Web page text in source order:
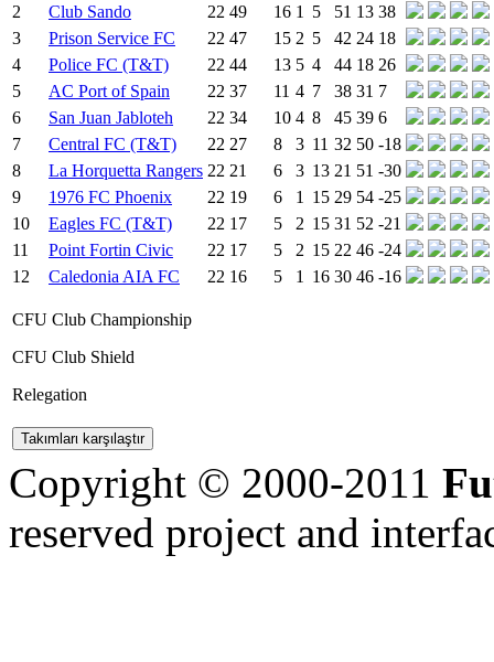
2
Club Sando 22 49 16 1 5 51 13 38
3
Prison Service FC 22 47 15 2 5 42 24 18
4
Police FC (T&T) 22 44 13 5 4 44 18 26
5
AC Port of Spain 22 37 11 4 7 38 31 7
6
San Juan Jabloteh 22 34 10 4 8 45 39 6
7
Central FC (T&T) 22 27 8 3 11 32 50 -18
8
La Horquetta Rangers 22 21 6 3 13 21 51 -30
9
1976 FC Phoenix 22 19 6 1 15 29 54 -25
10
Eagles FC (T&T) 22 17 5 2 15 31 52 -21
11
Point Fortin Civic 22 17 5 2 15 22 46 -24
12
Caledonia AIA FC 22 16 5 1 16 30 46 -16
CFU Club Championship
CFU Club Shield
Relegation
Copyright © 2000-2011
reserved project and